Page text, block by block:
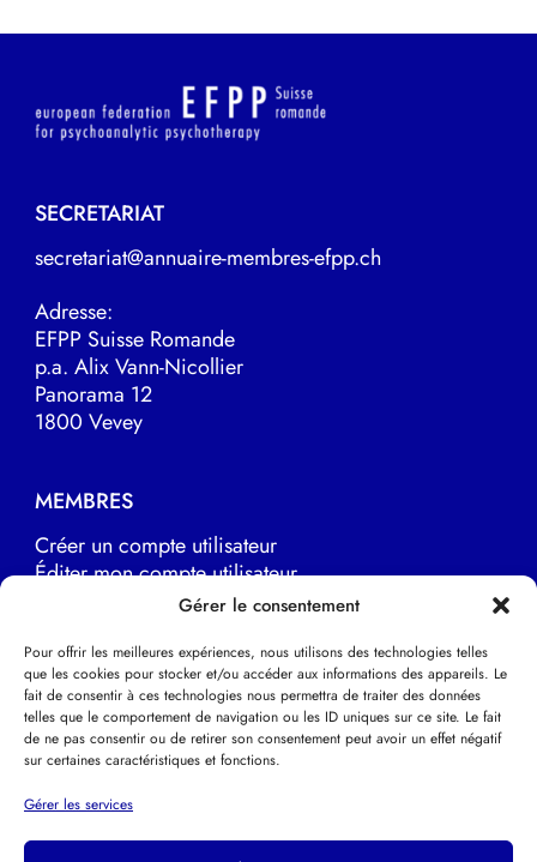
Gérer le consentement
Pour offrir les meilleures expériences, nous utilisons des technologies telles
que les cookies pour stocker et/ou accéder aux informations des appareils. Le
fait de consentir à ces technologies nous permettra de traiter des données
telles que le comportement de navigation ou les ID uniques sur ce site. Le fait
de ne pas consentir ou de retirer son consentement peut avoir un effet négatif
sur certaines caractéristiques et fonctions.
Gérer les services
SECRETARIAT
secretariat@annuaire-membres-efpp.ch
Adresse:
EFPP Suisse Romande
p.a. Alix Vann-Nicollier
Panorama 12
1800 Vevey
MEMBRES
Créer un compte utilisateur
Éditer mon compte utilisateur
LIENS UTILES
EFPP Europe
EFPP Deutsche Schweiz
Psychothérapie Psychanalytique